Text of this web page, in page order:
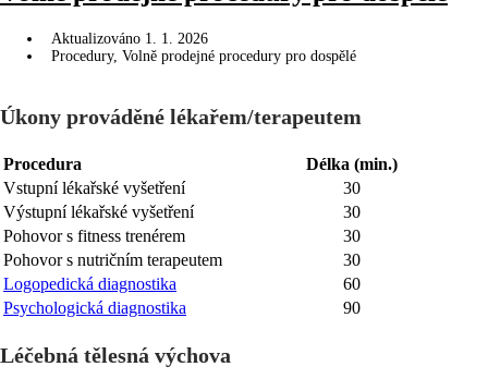
Aktualizováno 1. 1. 2026
Procedury, Volně prodejné procedury pro dospělé
Úkony prováděné lékařem/terapeutem
Procedura
Délka (min.)
Vstupní lékařské vyšetření
30
Výstupní lékařské vyšetření
30
Pohovor s fitness trenérem
30
Pohovor s nutričním terapeutem
30
Logopedická diagnostika
60
Psychologická diagnostika
90
Léčebná tělesná výchova